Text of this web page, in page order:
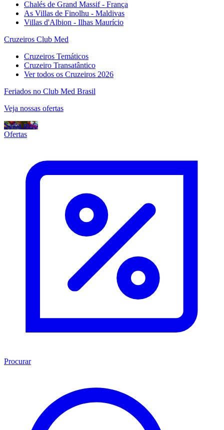
Chalés de Grand Massif - França
As Villas de Finolhu - Maldivas
Villas d'Albion - Ilhas Maurício
Cruzeiros Club Med
Cruzeiros Temáticos
Cruzeiro Transatântico
Ver todos os Cruzeiros 2026
Feriados no Club Med Brasil
Veja nossas ofertas
Saiba mais
Ofertas
Procurar